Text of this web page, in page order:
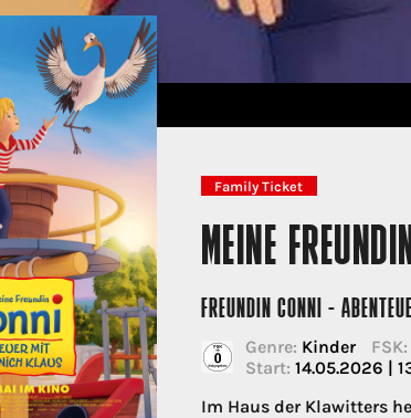
Family Ticket
MEINE
FREUNDIN CONNI -
Genre: Kinder FSK:
Start: 14.05.2026 |
Im Haus der Klawitters